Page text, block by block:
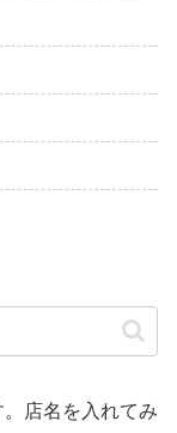
店名を入れてみ